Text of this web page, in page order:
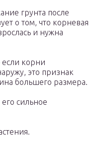
грунта после
о том, что корневая
и нужна
корни
это признак
большего размера.
сильное